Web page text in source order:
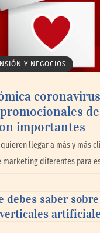
crea un
comercio
Y NEGOCIOS
importantes
quieren llegar a más y más
marketing diferentes para
debes saber
verticales